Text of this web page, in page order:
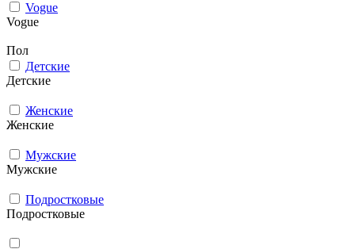
Vogue
Vogue
Пол
Детские
Детские
Женские
Женские
Мужcкие
Мужcкие
Подростковые
Подростковые